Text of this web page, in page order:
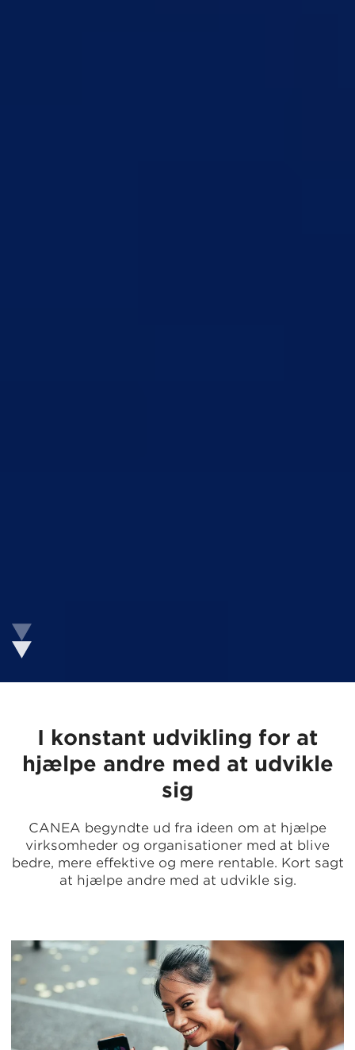
I konstant udvikling for at
hjælpe andre med at udvikle
sig
CANEA begyndte ud fra ideen om at hjælpe
virksomheder og organisationer med at blive
bedre, mere effektive og mere rentable. Kort sagt
at hjælpe andre med at udvikle sig.